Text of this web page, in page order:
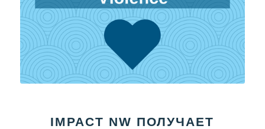
IMPACT NW ПОЛУЧАЕТ